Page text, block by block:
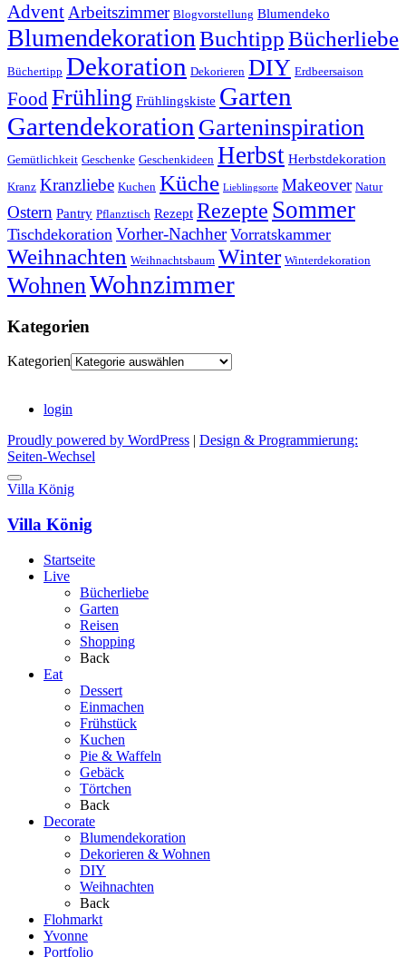
Advent Arbeitszimmer Blogvorstellung Blumendeko
Blumendekoration BuchtippBücherliebe
Büchertipp Dekoration Dekorieren DIY Erdbeersaison
FoodFrühling Frühlingskiste Garten
Gartendekoration Garteninspiration
Gemütlichkeit Geschenke Geschenkideen Herbst Herbstdekoration
Kranz Kranzliebe Kuchen Küche Lieblingsorte Makeover Natur
Ostern Pantry Pflanztisch Rezept Rezepte Sommer
Tischdekoration Vorher-Nachher Vorratskammer
Weihnachten Weihnachtsbaum Winter Winterdekoration
WohnenWohnzimmer
Kategorien
Kategorien
login
Proudly powered by WordPress
Design & Programmierung:
Seiten-Wechsel
Villa König
Villa König
Startseite
Live
Bücherliebe
Garten
Reisen
Shopping
Back
Eat
Dessert
Einmachen
Frühstück
Kuchen
Pie & Waffeln
Gebäck
Törtchen
Back
Decorate
Blumendekoration
Dekorieren & Wohnen
DIY
Weihnachten
Back
Flohmarkt
Yvonne
Portfolio